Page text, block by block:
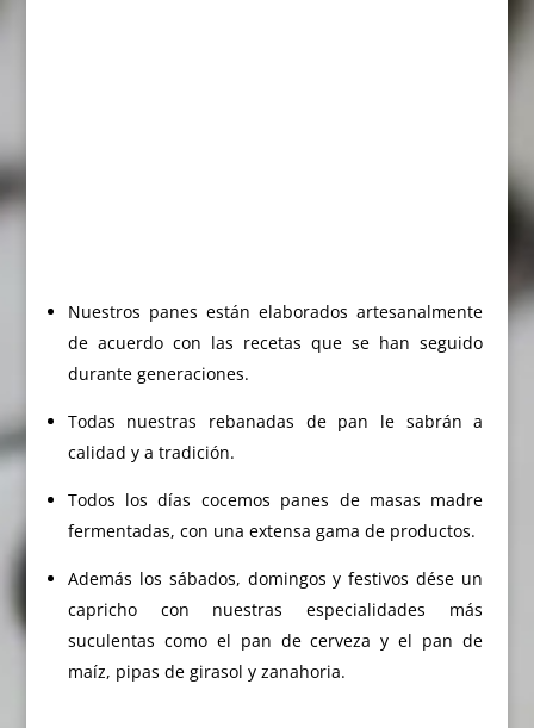
Nuestros panes están elaborados artesanalmente
de acuerdo con las recetas que se han seguido
durante generaciones.
Todas nuestras rebanadas de pan le sabrán a
calidad y a tradición.
Todos los días cocemos panes de masas madre
fermentadas, con una extensa gama de productos.
Además los sábados, domingos y festivos dése un
capricho con nuestras especialidades más
suculentas como el pan de cerveza y el pan de
maíz, pipas de girasol y zanahoria.